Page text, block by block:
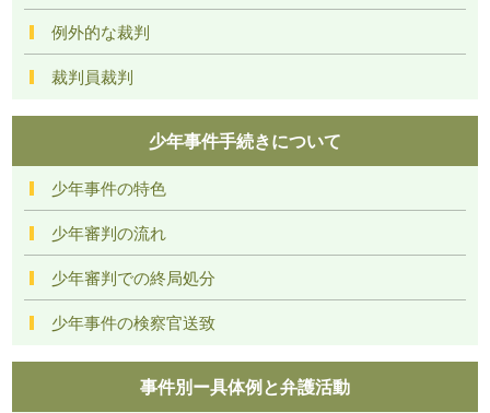
例外的な裁判
裁判員裁判
少年事件手続きについて
少年事件の特色
少年審判の流れ
少年審判での終局処分
少年事件の検察官送致
事件別ー具体例と弁護活動